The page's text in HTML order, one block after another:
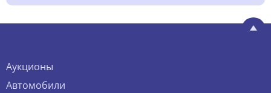
Аукционы
Автомобили